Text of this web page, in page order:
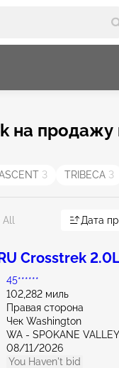
на продажу
3 TRIBECA 3
Дата
Crosstrek
45******
102,282 миль
Правая сторона
Чек Washington
WA - SPOKANE VALLEY
08/11/2026
You Haven't bid